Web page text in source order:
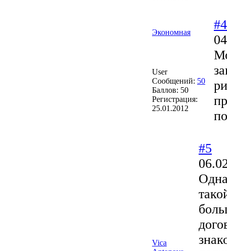
Экономная
User
Сообщений: 50
Баллов: 50
Регистрация:
25.01.2012
#4
Vica
#5